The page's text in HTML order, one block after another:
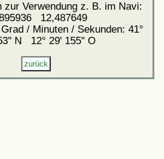
zur Verwendung z. B. im Navi:
12,487649
/ Minuten / Sekunden: 41°
N 12° 29' 155'' O